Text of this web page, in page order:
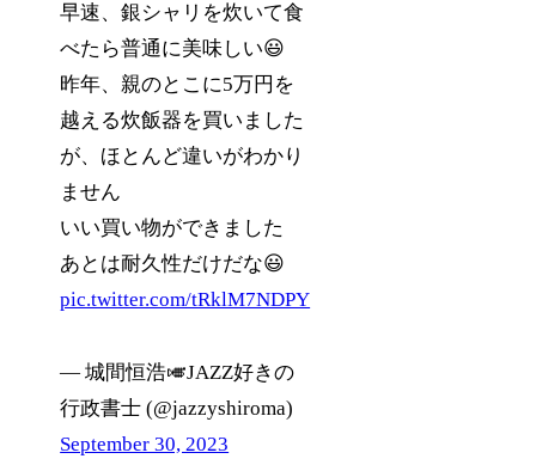
早速、銀シャリを炊いて食
べたら普通に美味しい😃
昨年、親のとこに5万円を
越える炊飯器を買いました
が、ほとんど違いがわかり
ません
いい買い物ができました
あとは耐久性だけだな😃
pic.twitter.com/tRklM7NDPY
— 城間恒浩🎺JAZZ好きの
行政書士 (@jazzyshiroma)
September 30, 2023